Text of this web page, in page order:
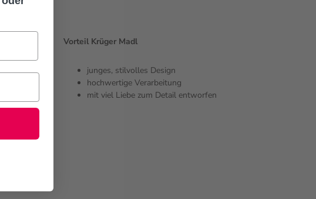
Vorteil Krüger Madl
junges, stilvolles Design
hochwertige Verarbeitung
mit viel Liebe zum Detail entworfen